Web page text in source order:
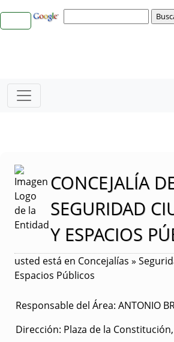
CONCEJALÍA
SEGURIDAD
Y ESPACIOS
usted está en Concejalías »
Espacios Públicos
Responsable del Área: ANTONIO
Dirección: Plaza de la